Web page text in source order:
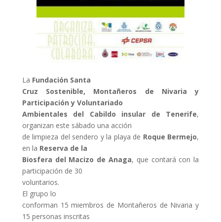
La Fundación Santa
Cruz Sostenible, Montañeros de Nivaria y
Participación y Voluntariado
Ambientales del Cabildo insular de Tenerife,
organizan este sábado una acción
de limpieza del sendero y la playa de Roque Bermejo,
en la Reserva de la
Biosfera del Macizo de Anaga, que contará con la
participación de 30
voluntarios.
El grupo lo
conforman 15 miembros de Montañeros de Nivaria y
15 personas inscritas